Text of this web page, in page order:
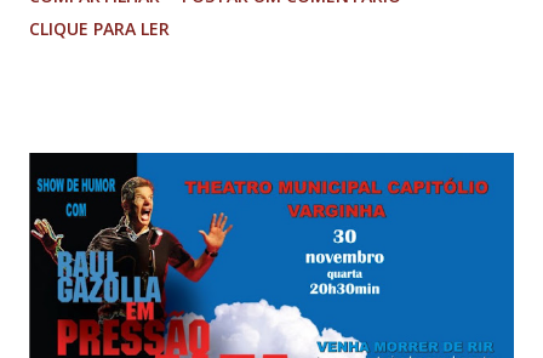
para dar maior transparência ao sistema de pagamento de
diárias de viagens aos vereadores do município. O acordo,
Justiça Carlos Dozza, falta clareza numa resolução que
trata do assunto, editada em 2010 pela Câmara de
Conceição do Rio Verde. Dozza afirma que "é necessário
estabelecer critérios objetivos para a realização de viagens
e pagamento de diárias aos vereadores". Segundo ele, é
importante dar transparência aos gastos públicos,
CLIQUE PARA LER